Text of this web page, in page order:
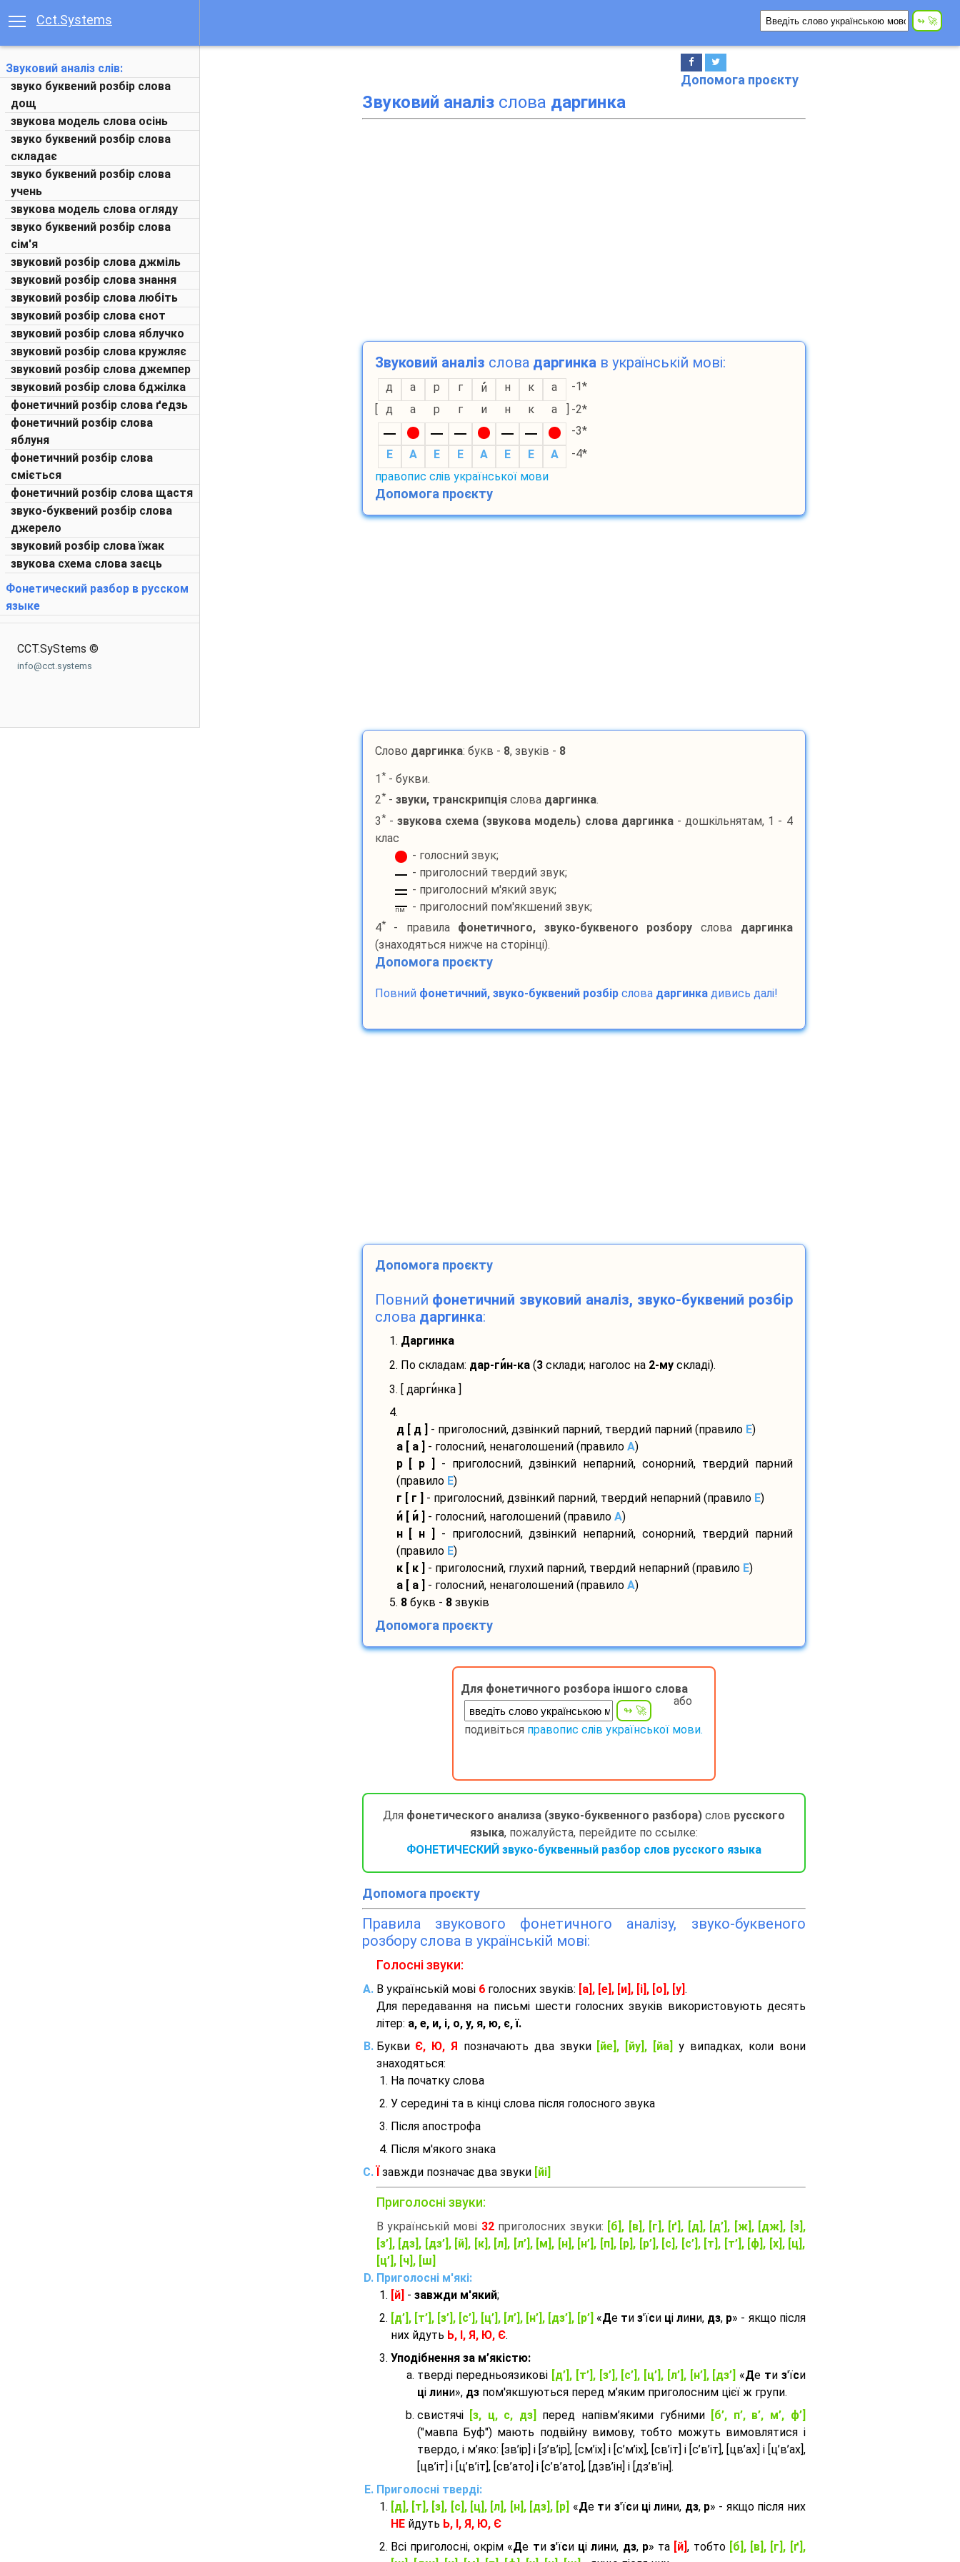
Cct.Systems
Звуковий аналіз слів:
звуко буквений розбір слова
дощ
звукова модель слова осінь
звуко буквений розбір слова
складає
звуко буквений розбір слова
учень
звукова модель слова огляду
звуко буквений розбір слова
сім'я
звуковий розбір слова джміль
звуковий розбір слова знання
звуковий розбір слова любіть
звуковий розбір слова єнот
звуковий розбір слова яблучко
звуковий розбір слова кружляє
звуковий розбір слова джемпер
звуковий розбір слова бджілка
фонетичний розбір слова ґедзь
фонетичний розбір слова
яблуня
фонетичний розбір слова
сміється
фонетичний розбір слова щастя
звуко-буквений розбір слова
джерело
звуковий розбір слова їжак
звукова схема слова заєць
Фонетический разбор в русском
языке
CCT.SyStems ©
info@cct.systems
Допомога проєкту
Звуковий аналізслова даргинка
Звуковий аналіз слова даргинкав українській мові:
д а р г и н к а
-1*
[
д а р г и н к а ] -2*
-3*
E
A E E A E E A
-4*
правопис слів української мови
Допомога проєкту
Слово даргинка: букв - 8, звуків - 8
1 *- букви.
2*- звуки, транскрипціяслова даргинка.
3*- звукова схема (звукова модель) слова даргинка- дошкільнятам, 1 - 4
клас
- голосний звук;
- приголосний твердий звук;
- приголосний м'який звук;
пм
- приголосний пом'якшений звук;
4*- правила фонетичного, звуко-буквеного розбору слова даргинка
(знаходяться нижче на сторінці).
Допомога проєкту
Повний фонетичний, звуко-буквений розбірслова даргинкадивись далі!
Допомога проєкту
Повний фонетичний звуковий аналіз, звуко-буквений розбір
слова даргинка:
1. Даргинка
2. По складам: дар-гин-ка(3склади; наголос на 2-мускладі).
3. [ даргинка ]
4.
д [ д ]
- приголосний, дзвінкий парний, твердий парний (правило E)
а [ а ]
- голосний, ненаголошений (правило A)
р [ р ]
- приголосний, дзвінкий непарний, сонорний, твердий парний
(правило E)
г [ г ]
- приголосний, дзвінкий парний, твердий непарний (правило E)
и[ и] - голосний, наголошений (правило A)
н [ н ]
- приголосний, дзвінкий непарний, сонорний, твердий парний
(правило E)
к [ к ]
- приголосний, глухий парний, твердий непарний (правило E)
а [ а ]
- голосний, ненаголошений (правило A)
5. 8букв - 8звуків
Допомога проєкту
Для фонетичного розбора іншого слова
або
подивіться правопис слів української мови.
Для фонетического анализа (звуко-буквенного разбора)слов русского
языка, пожалуйста, перейдите по ссылке:
ФОНЕТИЧЕСКИЙ звуко-буквенный разбор слов русского языка
Допомога проєкту
Правила звукового фонетичного аналізу, звуко-буквеного
розбору слова в українській мові:
Голосні звуки:
В українській мові 6голосних звуків: [а], [е], [и], [і], [о], [у] .
Для передавання на письмі шести голосних звуків використовують десять
літер: а, е, и, і, о, у, я, ю, є, ї.
Букви Є, Ю, Я позначають два звуки [йе], [йу], [йа]
у випадках, коли вони
знаходяться:
На початку слова
У середині та в кінці слова після голосного звука
Після апострофа
Після м'якого знака
завжди позначає два звуки [йі]
Приголосні звуки:
В українській мові 32приголосних звуки:
[б], [в], [г], [ґ], [д], [д’], [ж], [дж], [з],
[з’], [дз], [дз’], [й], [к], [л], [л’], [м], [н], [н’], [п], [р], [р’], [с], [с’], [т], [т’], [ф], [х], [ц],
[ц’], [ч], [ш]
Приголосні м'які:
[й] - завжди м'який;
[д’], [т’], [з’], [с’], [ц’], [л’], [н’], [дз’], [р’] «Де тиз'їси цілини, дз, р» - якщо після
них йдуть Ь, І, Я, Ю, Є.
Уподібнення за м’якістю:
тверді передньоязикові [д’], [т’], [з’], [с’], [ц’], [л’], [н’], [дз’] «Де ти з'їси
ці лини», дзпом'якшуються перед м’яким приголосним цієї ж групи.
cвистячі
[з, ц, с, дз] перед напівм’якими губними
[б’, п’, в’, м’, ф’]
("мавпа Буф") мають подвійну вимову, тобто можуть вимовлятися і
твердо, і м’яко: [зв’ір] і [з’в’ір], [см’іх] і [с’м’іх], [св’іт] і [с’в’іт], [цв’ах] і [ц’в’ах],
[цв’іт] і [ц’в’іт], [св’ато] і [с’в’ато], [дзв’iн] і [дз’в’iн].
Приголосні тверді:
[д], [т], [з], [с], [ц], [л], [н], [дз], [р] «Де ти з'їси цілини, дз, р» - якщо після них
НЕйдуть Ь, І, Я, Ю, Є
Всі приголосні, окрім «Де ти з'їси цілини, дз, р» та [й], тобто [б], [в], [г], [ґ],